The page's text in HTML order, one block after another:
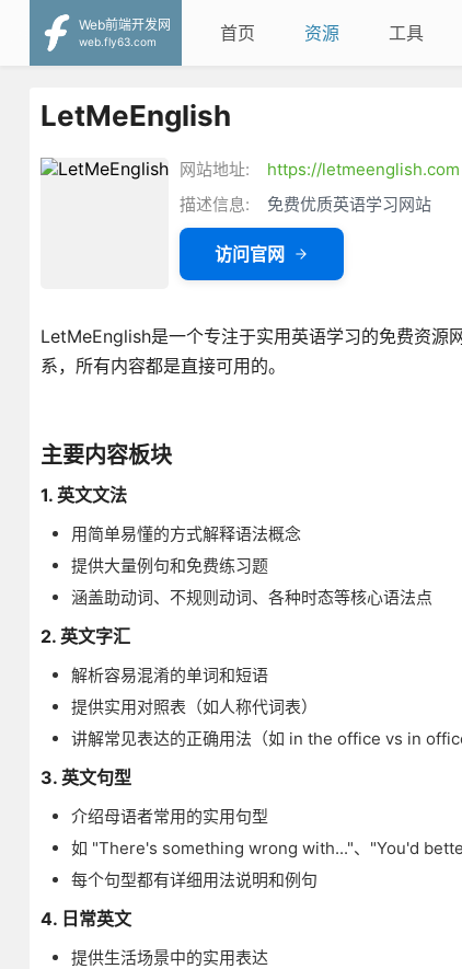
Web前端开发网
web.fly63.com
首页 资源 工具
LetMeEnglish
网站地址:
https://letmeenglish.com
描述信息:
免费优质英语学习网站
访问官网
LetMeEnglish是一个专注于实用英语学习的免费资源
系，所有内容都是直接可用的。
主要内容板块
1. 英文文法
用简单易懂的方式解释语法概念
提供大量例句和免费练习题
涵盖助动词、不规则动词、各种时态等核心语法点
2. 英文字汇
解析容易混淆的单词和短语
提供实用对照表（如人称代词表）
讲解常见表达的正确用法（如 in the office vs in
3. 英文句型
介绍母语者常用的实用句型
如 "There's something wrong with..."、"You'd
每个句型都有详细用法说明和例句
4. 日常英文
提供生活场景中的实用表达